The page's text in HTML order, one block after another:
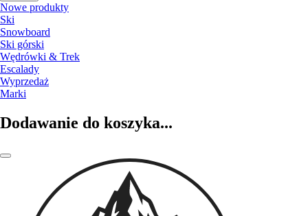
Nowe produkty
Ski
Snowboard
Ski górski
Wędrówki & Trek
Escalady
Wyprzedaż
Marki
Dodawanie do koszyka...